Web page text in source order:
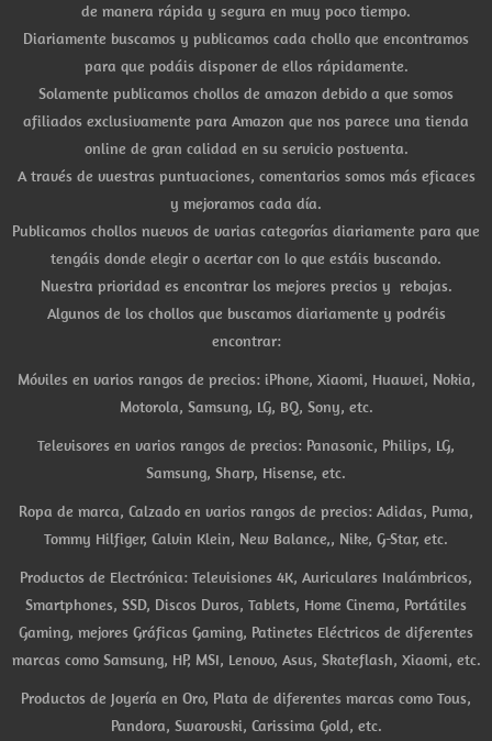
de manera rápida y segura en muy poco tiempo.
Diariamente buscamos y publicamos cada chollo que encontramos
para que podáis disponer de ellos rápidamente.
Solamente publicamos chollos de amazon debido a que somos
afiliados exclusivamente para Amazon que nos parece una tienda
online de gran calidad en su servicio postventa.
A través de vuestras puntuaciones, comentarios somos más eficaces
y mejoramos cada día.
Publicamos chollos nuevos de varias categorías diariamente para que
tengáis donde elegir o acertar con lo que estáis buscando.
Nuestra prioridad es encontrar los mejores precios y rebajas.
Algunos de los chollos que buscamos diariamente y podréis
encontrar:
Móviles en varios rangos de precios: iPhone, Xiaomi, Huawei, Nokia,
Motorola, Samsung, LG, BQ, Sony, etc.
Televisores en varios rangos de precios: Panasonic, Philips, LG,
Samsung, Sharp, Hisense, etc.
Ropa de marca, Calzado en varios rangos de precios: Adidas, Puma,
Tommy Hilfiger, Calvin Klein, New Balance,, Nike, G-Star, etc.
Productos de Electrónica: Televisiones 4K, Auriculares Inalámbricos,
Smartphones, SSD, Discos Duros, Tablets, Home Cinema, Portátiles
Gaming, mejores Gráficas Gaming, Patinetes Eléctricos de diferentes
marcas como Samsung, HP, MSI, Lenovo, Asus, Skateflash, Xiaomi, etc.
Productos de Joyería en Oro, Plata de diferentes marcas como Tous,
Pandora, Swarovski, Carissima Gold, etc.